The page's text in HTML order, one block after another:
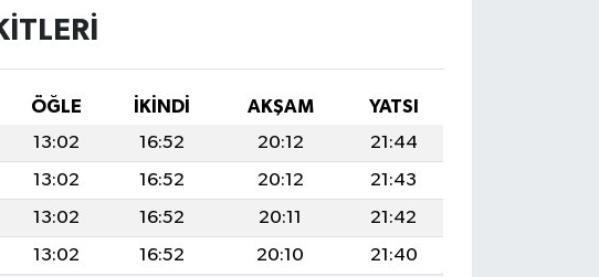
ÖĞLE İKINDI AKŞAM
YATSI
13:02 16:52 20:12
21:44
13:02 16:52 20:12
21:43
13:02 16:52 20:11
21:42
13:02 16:52 20:10
21:40